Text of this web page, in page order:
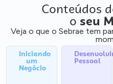
Conteúdos
o seu
Veja o que o Sebrae tem
Iniciando
um
Negócio
Pessoal